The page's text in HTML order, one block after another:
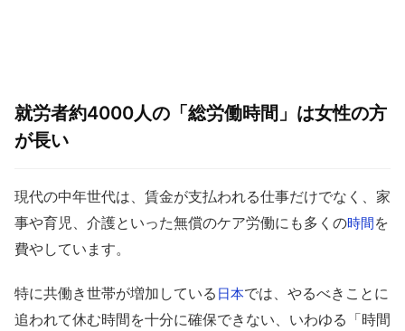
就労者約4000人の「総労働時間」は女性の方
が長い
現代の中年世代は、賃金が支払われる仕事だけでなく、家
事や育児、介護といった無償のケア労働にも多くの時間を
費やしています。
特に共働き世帯が増加している 日本では、やるべきことに
追われて休む時間を十分に確保できない、いわゆる「時間